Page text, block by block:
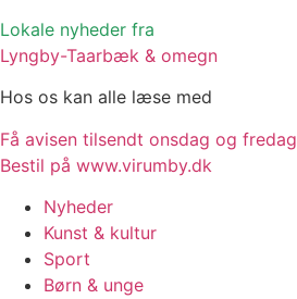
Lokale nyheder fra
Lyngby-Taarbæk & omegn
Hos os kan alle læse med
Få avisen tilsendt onsdag og fredag
Bestil på www.virumby.dk
Nyheder
Kunst & kultur
Sport
Børn & unge